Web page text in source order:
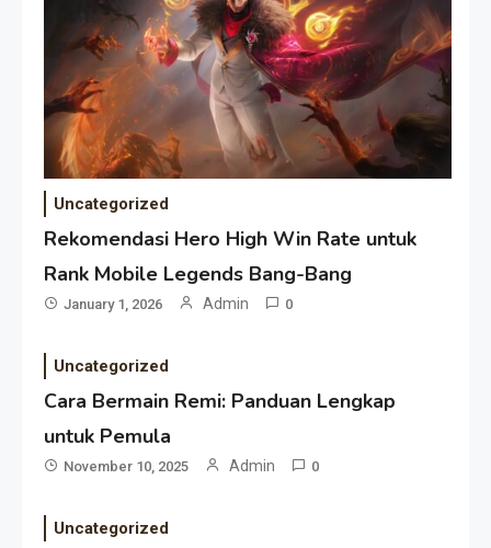
Uncategorized
Rekomendasi Hero High Win Rate untuk
Rank Mobile Legends Bang-Bang
January 1, 2026 Admin 0
Uncategorized
Cara Bermain Remi: Panduan Lengkap
untuk Pemula
November 10, 2025 Admin 0
Uncategorized